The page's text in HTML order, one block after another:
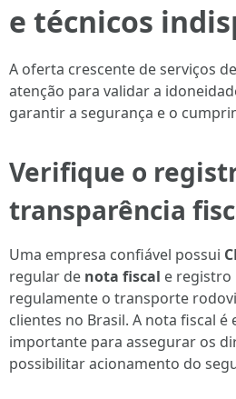
e técnicos
A oferta crescente de serviços
atenção para validar a
garantir a segurança e o
Verifique o
transparência
Uma empresa confiável possui
regular de nota fiscal e registro
regulamente o transporte
clientes no Brasil. A nota fiscal é
importante para assegurar os
possibilitar acionamento do